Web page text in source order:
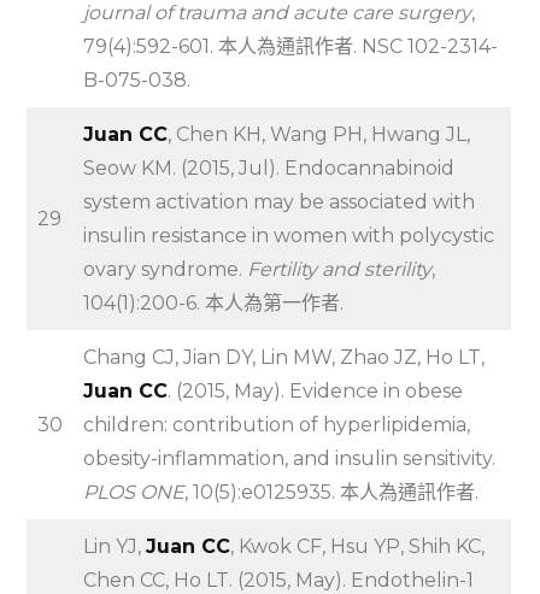
journal of trauma and acute care surgery,
79(4):592-601. 本人為通訊作者. NSC 102-2314-
B-075-038.
29
Juan CC, Chen KH, Wang PH, Hwang JL,
Seow KM. (2015, Jul). Endocannabinoid
system activation may be associated with
insulin resistance in women with polycystic
ovary syndrome. Fertility and sterility,
104(1):200-6. 本人為第一作者.
30
Chang CJ, Jian DY, Lin MW, Zhao JZ, Ho LT,
Juan CC. (2015, May). Evidence in obese
children: contribution of hyperlipidemia,
obesity-inflammation, and insulin sensitivity.
PLOS ONE, 10(5):e0125935. 本人為通訊作者.
Lin YJ,Juan CC, Kwok CF, Hsu YP, Shih KC,
Chen CC, Ho LT. (2015, May). Endothelin-1